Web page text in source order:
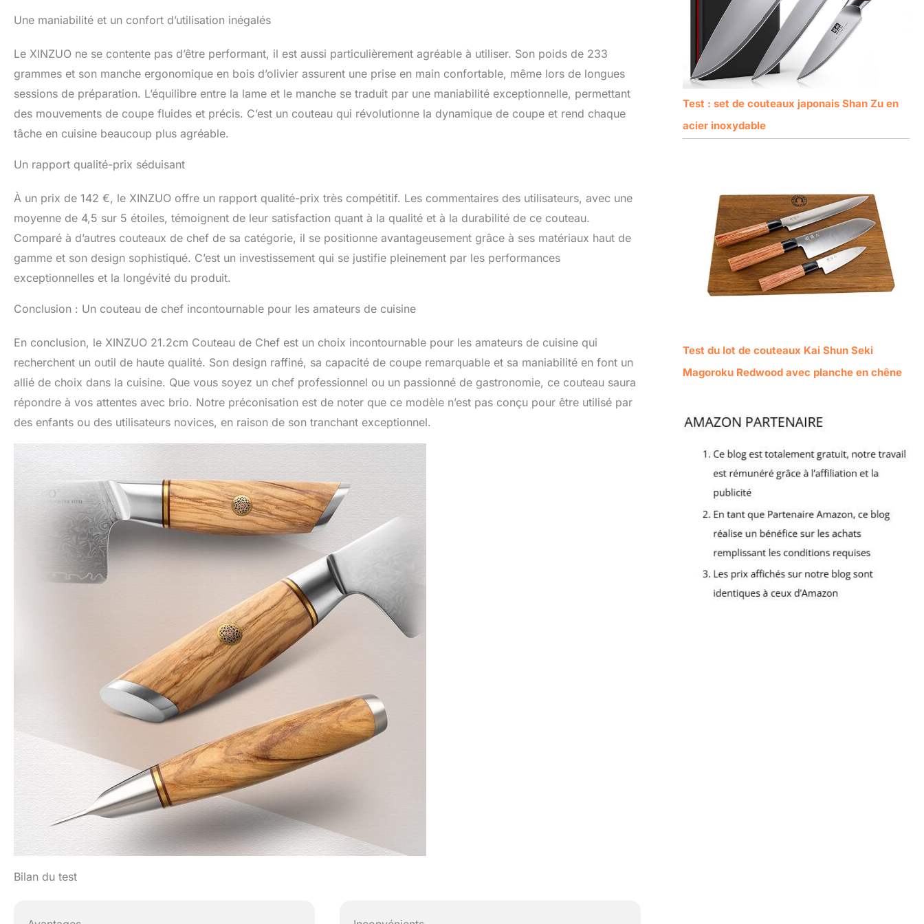
Une maniabilité et un confort d’utilisation inégalés
Le XINZUO ne se contente pas d’être performant, il est aussi particulièrement agréable à utiliser. Son poids de 233
grammes et son manche ergonomique en bois d’olivier assurent une prise en main confortable, même lors de longues
sessions de préparation. L’équilibre entre la lame et le manche se traduit par une maniabilité exceptionnelle, permettant
des mouvements de coupe fluides et précis. C’est un couteau qui révolutionne la dynamique de coupe et rend chaque
tâche en cuisine beaucoup plus agréable.
Un rapport qualité-prix séduisant
À un prix de 142 €, le XINZUO offre un rapport qualité-prix très compétitif. Les commentaires des utilisateurs, avec une
moyenne de 4,5 sur 5 étoiles, témoignent de leur satisfaction quant à la qualité et à la durabilité de ce couteau.
Comparé à d’autres couteaux de chef de sa catégorie, il se positionne avantageusement grâce à ses matériaux haut de
gamme et son design sophistiqué. C’est un investissement qui se justifie pleinement par les performances
exceptionnelles et la longévité du produit.
Conclusion : Un couteau de chef incontournable pour les amateurs de cuisine
En conclusion, le XINZUO 21.2cm Couteau de Chef est un choix incontournable pour les amateurs de cuisine qui
recherchent un outil de haute qualité. Son design raffiné, sa capacité de coupe remarquable et sa maniabilité en font un
allié de choix dans la cuisine. Que vous soyez un chef professionnel ou un passionné de gastronomie, ce couteau saura
répondre à vos attentes avec brio. Notre préconisation est de noter que ce modèle n’est pas conçu pour être utilisé par
des enfants ou des utilisateurs novices, en raison de son tranchant exceptionnel.
Bilan du test
Test : set de couteaux japonais Shan Zu en
acier inoxydable
Test du lot de couteaux Kai Shun Seki
Magoroku Redwood avec planche en chêne